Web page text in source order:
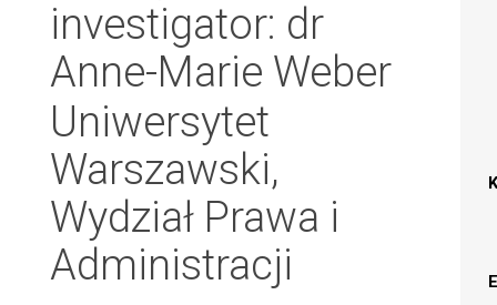
investigator: dr
Anne-Marie Weber
Uniwersytet
Warszawski,
Wydział Prawa i
Administracji